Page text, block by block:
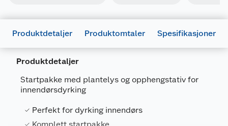
Produktdetaljer Produktomtaler Spesifikasjoner
Produktdetaljer
Startpakke med plantelys og opphengstativ for
innendørsdyrking
Perfekt for dyrking innendørs
Komplett startpakke
Generelt
Artikkelnummer